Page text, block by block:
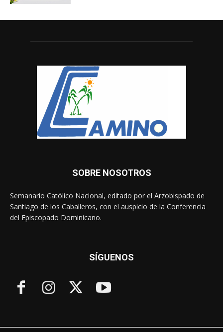
SOBRE NOSOTROS
Semanario Católico Nacional, editado por el Arzobispado de
Santiago de los Caballeros, con el auspicio de la Conferencia
del Episcopado Dominicano.
SÍGUENOS